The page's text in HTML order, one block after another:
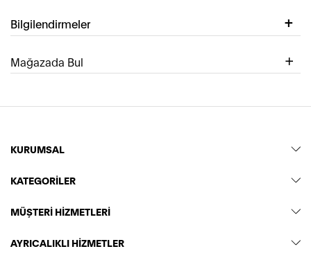
Bilgilendirmeler
Mağazada Bul
KURUMSAL
KATEGORİLER
MÜŞTERİ HİZMETLERİ
AYRICALIKLI HİZMETLER